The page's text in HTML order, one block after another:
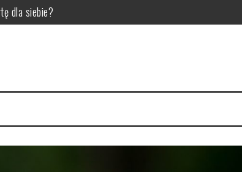
dla siebie?
pupila
do diety trzody chlewnej?
wpływające na jakość zgrzein